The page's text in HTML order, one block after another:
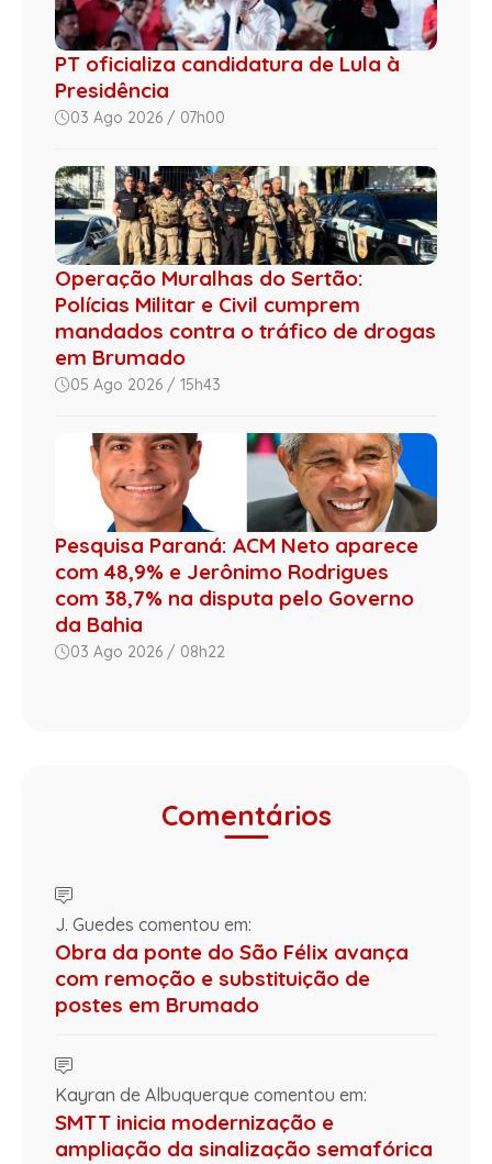
PT oficializa candidatura de Lula à
Presidência
03 Ago 2026 / 07h00
Operação Muralhas do Sertão:
Polícias Militar e Civil cumprem
mandados contra o tráfico de drogas
em Brumado
05 Ago 2026 / 15h43
Pesquisa Paraná: ACM Neto aparece
com 48,9% e Jerônimo Rodrigues
com 38,7% na disputa pelo Governo
da Bahia
03 Ago 2026 / 08h22
Comentários
J. Guedes comentou em:
Obra da ponte do São Félix avança
com remoção e substituição de
postes em Brumado
Kayran de Albuquerque comentou em:
SMTT inicia modernização e
ampliação da sinalização semafórica